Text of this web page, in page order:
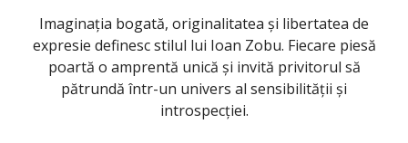
Imaginația bogată, originalitatea și libertatea de
expresie definesc stilul lui Ioan Zobu. Fiecare piesă
poartă o amprentă unică și invită privitorul să
pătrundă într-un univers al sensibilității și
introspecției.